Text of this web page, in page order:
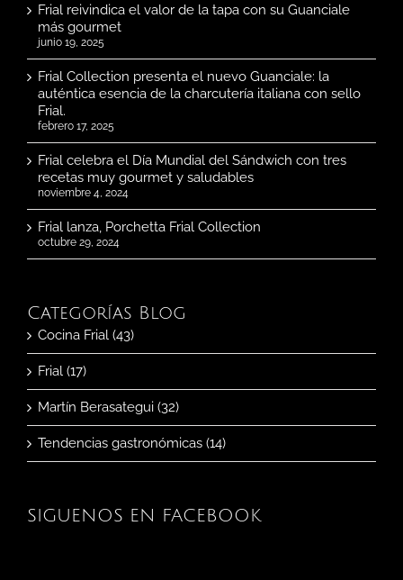
Frial reivindica el valor de la tapa con su Guanciale
más gourmet
junio 19, 2025
Frial Collection presenta el nuevo Guanciale: la
auténtica esencia de la charcutería italiana con sello
Frial.
febrero 17, 2025
Frial celebra el Día Mundial del Sándwich con tres
recetas muy gourmet y saludables
noviembre 4, 2024
Frial lanza, Porchetta Frial Collection
octubre 29, 2024
Categorías Blog
Cocina Frial (43)
Frial (17)
Martín Berasategui (32)
Tendencias gastronómicas (14)
SIGUENOS EN FACEBOOK